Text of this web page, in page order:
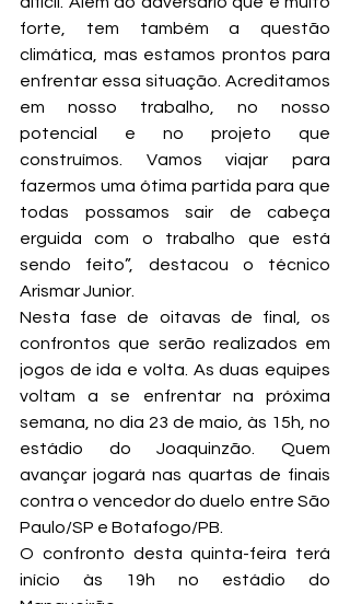
forte, tem também a questão
climática, mas estamos prontos para
enfrentar essa situação. Acreditamos
em nosso trabalho, no nosso
potencial e no projeto que
construímos. Vamos viajar para
fazermos uma ótima partida para que
todas possamos sair de cabeça
erguida com o trabalho que está
sendo feito”, destacou o técnico
Arismar Junior.
Nesta fase de oitavas de final, os
confrontos que serão realizados em
jogos de ida e volta. As duas equipes
voltam a se enfrentar na próxima
semana, no dia 23 de maio, às 15h, no
estádio do Joaquinzão. Quem
avançar jogará nas quartas de finais
contra o vencedor do duelo entre São
Paulo/SP e Botafogo/PB.
O confronto desta quinta-feira terá
início às 19h no estádio do